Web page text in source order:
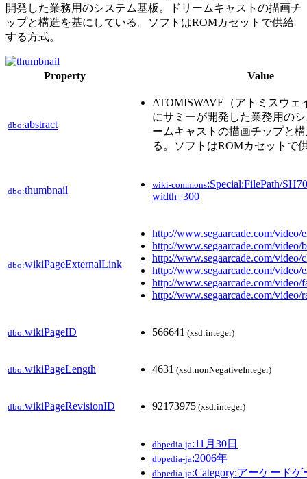
開発した業務用のシステム基板。ドリームキャストの描画チ
ップと構造を基にしている。ソフトはROMカセットで供給
する方式。
Property Value
dbo:abstract
ATOMISWAVE（アトミスウェ
にサミーが開発した業務用の
ームキャストの描画チップと
る。ソフトはROMカセットで
dbo:thumbnail wiki-commons:Special:FilePath/
width=300
dbo:wikiPageExternalLink
http://www.segaarcade.com/video/
http://www.segaarcade.com/video/
http://www.segaarcade.com/video/
http://www.segaarcade.com/video/
http://www.segaarcade.com/video/
http://www.segaarcade.com/video/
dbo:wikiPageID 566641 (xsd:integer)
dbo:wikiPageLength 4631 (xsd:nonNegativeInteger)
dbo:wikiPageRevisionID 92173975 (xsd:integer)
dbpedia-ja:11月30日
dbpedia-ja:2006年
dbpedia-ja:Category:アーケード